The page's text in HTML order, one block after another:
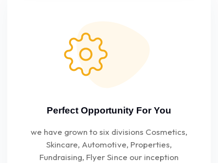
Perfect Opportunity For You
we have grown to six divisions Cosmetics,
Skincare, Automotive, Properties,
Fundraising, Flyer Since our inception